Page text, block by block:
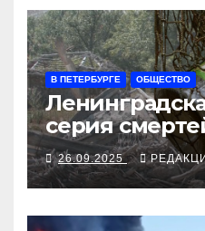
В ПЕТЕРБУРГЕ ОБЩЕСТВО
серия
26.09.2025